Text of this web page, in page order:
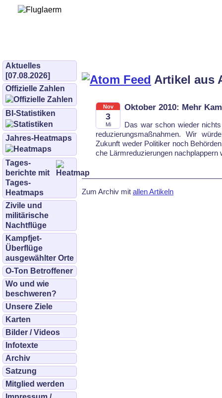
Aktuelles
[07.08.2026]
Offizielle Zahlen
BI-Statistiken
Jahres-Heatmaps
Tages­
berichte mit
Tages-
Heatmaps
Zivile und
militärische
Nachtflüge
Kampfjet-
Überflüge
ausgewählter Orte
O-Ton Betroffener
Wo und wie
beschweren?
Unsere Ziele
Karten
Bilder / Videos
Infotexte
Archiv
Satzung
Mitglied werden
Artikel aus
Nov
3
Mi
Oktober 2010: Mehr
Das war schon wieder
re­du­zie­rungs­maß­nah­men. Wir
Zukunft weder Politiker noch
che Lärmreduzierungen nach­plap­pern
Zum Archiv mit allen Artikeln